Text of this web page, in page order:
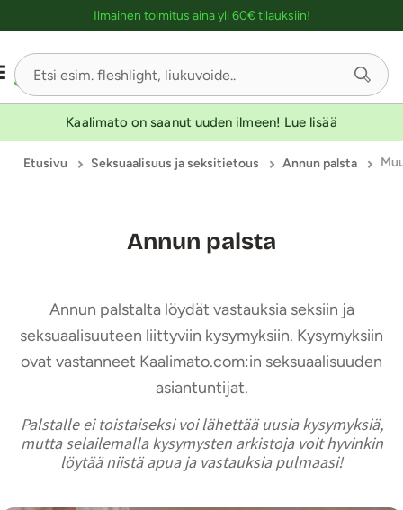
Ilmainen toimitus aina yli 60€ tilauksiin!
Kaalimato on saanut uuden ilmeen! Lue lisää
Etusivu Seksuaalisuus ja seksitietous Annun palsta
Annun palsta
Annun palstalta löydät vastauksia seksiin ja
seksuaalisuuteen liittyviin kysymyksiin. Kysymyksiin
ovat vastanneet Kaalimato.com:in seksuaalisuuden
asiantuntijat.
Palstalle ei toistaiseksi voi lähettää uusia kysymyksiä,
mutta selailemalla kysymysten arkistoja voit hyvinkin
löytää niistä apua ja vastauksia pulmaasi!